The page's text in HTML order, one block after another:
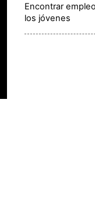
Encontrar
los jóvenes